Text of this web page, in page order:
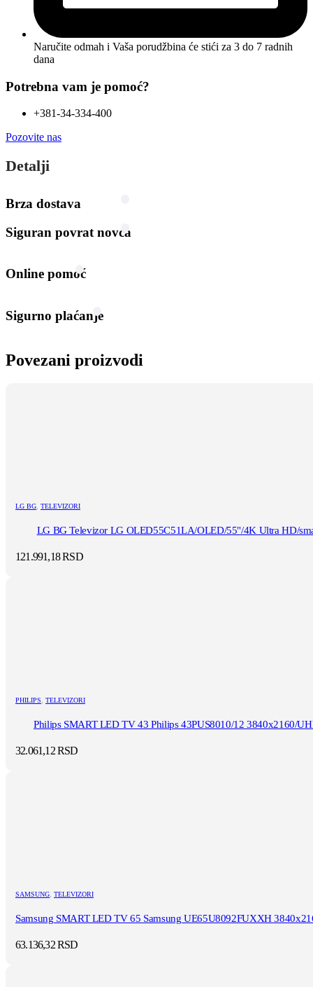
Naručite odmah i Vaša porudžbina će stići za 3 do 7 radnih
dana
Potrebna vam je pomoć?
+381-34-334-400
Pozovite nas
Detalji
Brza dostava
Siguran povrat novca
Online pomoć
Sigurno plaćanje
Povezani proizvodi
LG BG, TELEVIZORI
LG BG Televizor LG OLED55C51LA/OLED/55"/4K Ultra HD/
121.991,18RSD
PHILIPS, TELEVIZORI
Philips SMART LED TV 43 Philips 43PUS8010/12 3840x2160/
32.061,12RSD
SAMSUNG, TELEVIZORI
Samsung SMART LED TV 65 Samsung UE65U8092FUXXH
63.136,32RSD